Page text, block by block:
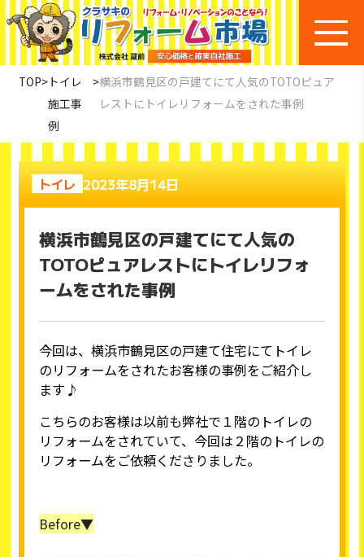
TOP>トイレ
施工事
例
>横浜市鶴見区の戸建てにて人気のTOTOピュア
レストにトイレリフォームをされた事例
トイレ 2023年8月14日
横浜市鶴見区の戸建てにて人気の
TOTOピュアレストにトイレリフォ
ームをされた事例
今回は、横浜市鶴見区の戸建て住宅にてトイレ
のリフォームをされたお客様の事例をご紹介し
ます♪
こちらのお客様は以前も弊社で１階のトイレの
リフォームをされていて、今回は２階のトイレの
リフォームをご依頼くださりました。
Before▼